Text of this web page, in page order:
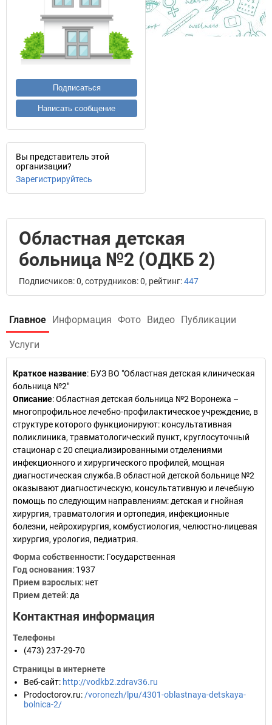
Подписаться
Написать сообщение
Вы представитель этой
организации?
Зарегистрируйтесь
Областная детская
больница №2 (ОДКБ 2)
Подписчиков: 0, сотрудников: 0, рейтинг:447
Главное Информация Фото Видео Публикации
Услуги
Краткое название: БУЗ ВО "Областная детская клиническая
больница №2"
Описание: Областная детская больница №2 Воронежа –
многопрофильное лечебно-профилактическое учреждение, в
структуре которого функционируют: консультативная
поликлиника, травматологический пункт, круглосуточный
стационар с 20 специализированными отделениями
инфекционного и хирургического профилей, мощная
диагностическая служба.В областной детской больнице №2
оказывают диагностическую, консультативную и лечебную
помощь по следующим направлениям: детская и гнойная
хирургия, травматология и ортопедия, инфекционные
болезни, нейрохирургия, комбустиология, челюстно-лицевая
хирургия, урология, педиатрия.
Форма собственности: Государственная
Год основания: 1937
Прием взрослых: нет
Прием детей: да
Контактная информация
Телефоны
(473) 237-29-70
Страницы в интернете
Веб-сайт: http://vodkb2.zdrav36.ru
Prodoctorov.ru: /voronezh/lpu/4301-oblastnaya-detskaya-
bolnica-2/